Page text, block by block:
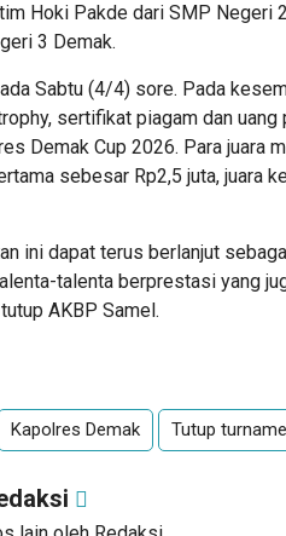
Hoki Pakde dari SMP Negeri
3 Demak.
Sabtu (4/4) sore. Pada
sertifikat piagam dan
Demak Cup 2026. Para juara
sebesar Rp2,5 juta, juara
ini dapat terus berlanjut
talenta berprestasi yang
AKBP Samel.
Kapolres Demak Tutup